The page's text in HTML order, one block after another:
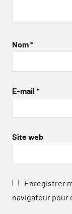
Nom*
E-mail *
Site web
Enregistrer
navigateur pour